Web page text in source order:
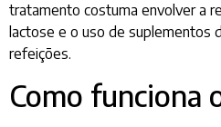
tratamento costuma envolver a
lactose e o uso de suplementos
refeições.
Como funciona